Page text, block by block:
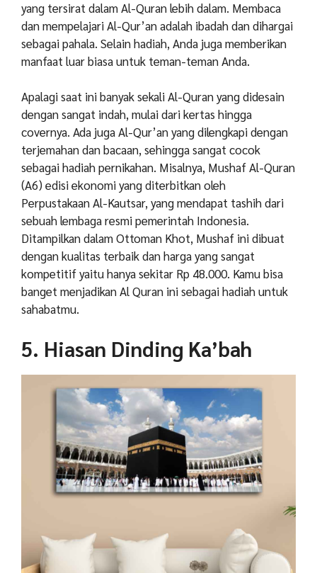
yang tersirat dalam Al-Quran lebih dalam. Membaca
dan mempelajari Al-Qur’an adalah ibadah dan dihargai
sebagai pahala. Selain hadiah, Anda juga memberikan
manfaat luar biasa untuk teman-teman Anda.
Apalagi saat ini banyak sekali Al-Quran yang didesain
dengan sangat indah, mulai dari kertas hingga
covernya. Ada juga Al-Qur’an yang dilengkapi dengan
terjemahan dan bacaan, sehingga sangat cocok
sebagai hadiah pernikahan. Misalnya, Mushaf Al-Quran
(A6) edisi ekonomi yang diterbitkan oleh
Perpustakaan Al-Kautsar, yang mendapat tashih dari
sebuah lembaga resmi pemerintah Indonesia.
Ditampilkan dalam Ottoman Khot, Mushaf ini dibuat
dengan kualitas terbaik dan harga yang sangat
kompetitif yaitu hanya sekitar Rp 48.000. Kamu bisa
banget menjadikan Al Quran ini sebagai hadiah untuk
sahabatmu.
5. Hiasan Dinding Ka’bah